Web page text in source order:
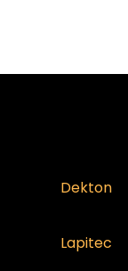
Dekton
Lapitec